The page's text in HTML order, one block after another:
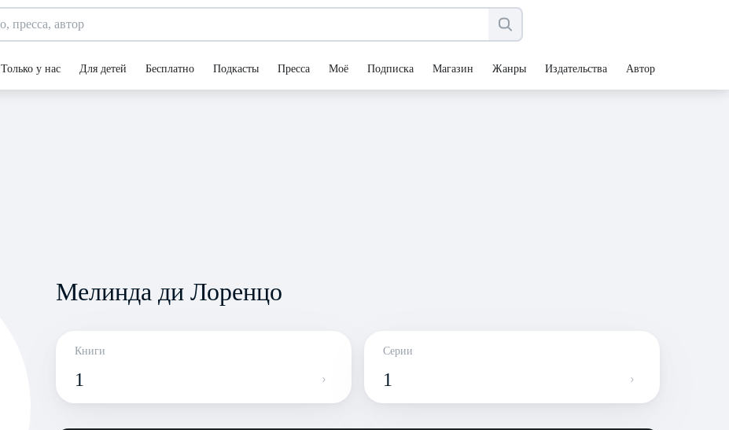
Только у нас Для детей Бесплатно Подкасты Пресса Моё Подписка Магазин Жанры Издательства Авторы
Мелинда ди Лоренцо
Книги
1
Серии
1